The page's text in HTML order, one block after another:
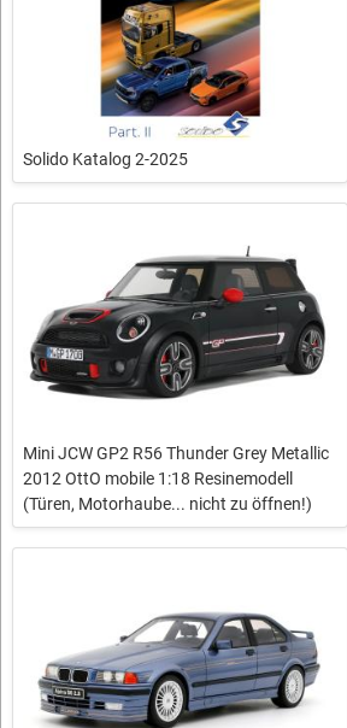
Solido Katalog 2-2025
Mini JCW GP2 R56 Thunder Grey Metallic
2012 OttO mobile 1:18 Resinemodell
(Türen, Motorhaube... nicht zu öffnen!)